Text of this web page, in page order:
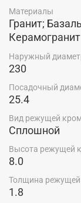
Материалы
Гранит;
Керамогранит
Наружный
230
Посадочный
25.4
Вид режущей
Сплошной
Высота режущей
8.0
Толщина
1.8